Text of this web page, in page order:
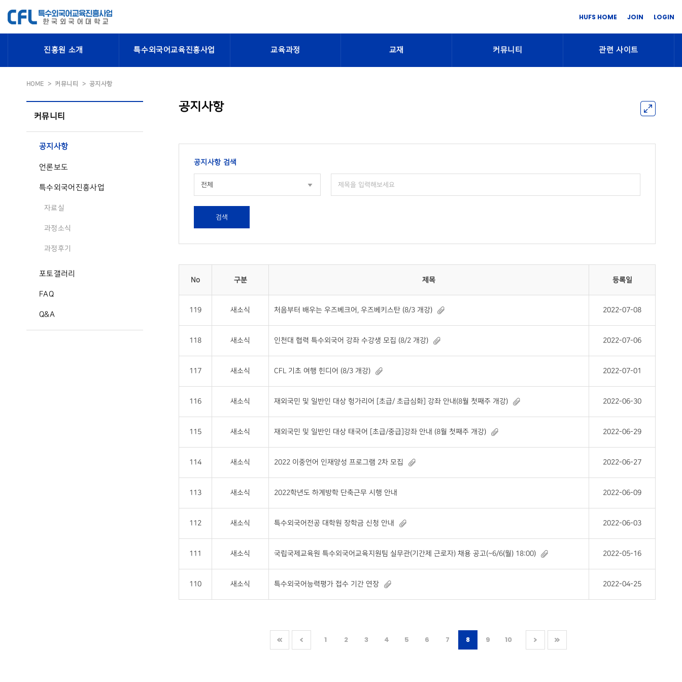
HUFS HOME JOIN LOGIN
진흥원 소개 특수외국어교육진흥사업 교육과정 교재 커뮤니티 관련 사이트
HOME 커뮤니티 공지사항
커뮤니티
공지사항
언론보도
특수외국어진흥사업
자료실
과정소식
과정후기
포토갤러리
FAQ
Q&A
공지사항
공지사항 검색
전체
검색
No 구분 제목 등록일
119 새소식 처음부터 배우는 우즈베크어, 우즈베키스탄 (8/3 개강) 2022-07-08
118 새소식 인천대 협력 특수외국어 강좌 수강생 모집 (8/2 개강) 2022-07-06
117 새소식 CFL 기초 여행 힌디어 (8/3 개강) 2022-07-01
116 새소식 재외국민 및 일반인 대상 헝가리어 [초급/ 초급심화] 강좌 안내(8월 첫째주 개강) 2022-06-30
115 새소식 재외국민 및 일반인 대상 태국어 [초급/중급]강좌 안내 (8월 첫째주 개강) 2022-06-29
114 새소식 2022 이중언어 인재양성 프로그램 2차 모집 2022-06-27
113 새소식 2022학년도 하계방학 단축근무 시행 안내 2022-06-09
112 새소식 특수외국어전공 대학원 장학금 신청 안내 2022-06-03
111 새소식 국립국제교육원 특수외국어교육지원팀 실무관(기간제 근로자) 채용 공고(~6/6(월) 18:00) 2022-05-16
110 새소식 특수외국어능력평가 접수 기간 연장 2022-04-25
1 2 3 4 5 6 7 8 9 10